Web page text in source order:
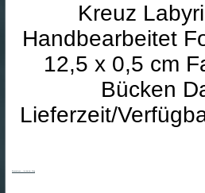
Kreuz
Handbearbeitet
12,5 x 0,5 cm
Bücken
Lieferzeit/